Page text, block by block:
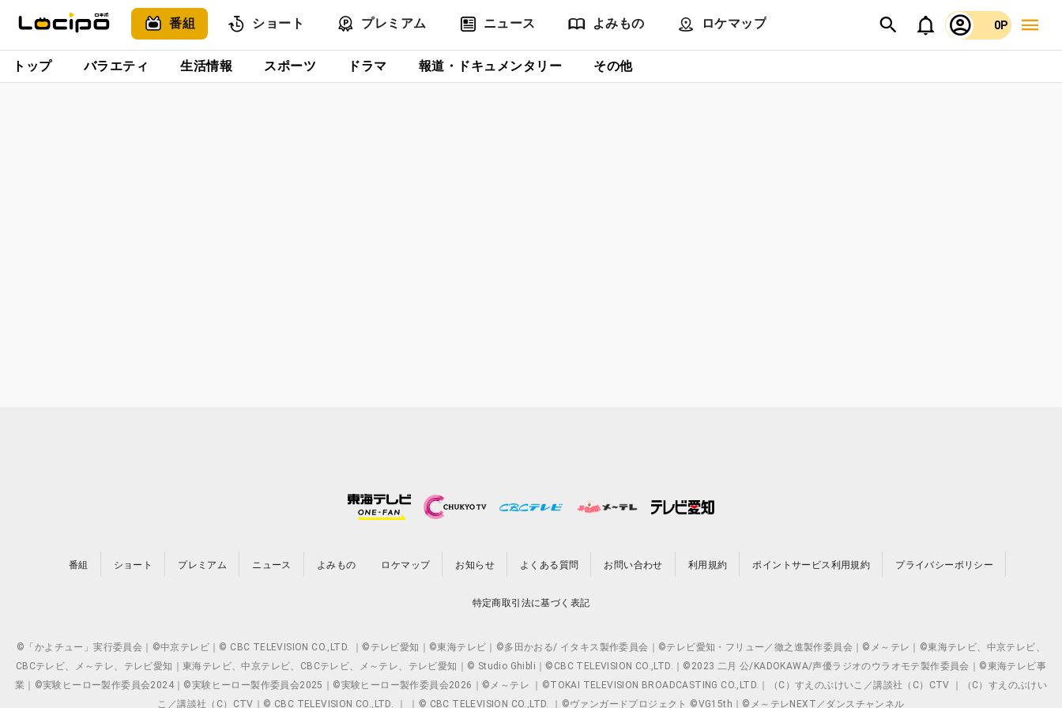
番組 ショート プレミアム ニュース よみもの ロケマップ 0P
トップ バラエティ 生活情報 スポーツ ドラマ 報道・ドキュメンタリー その他
番組 ショート プレミアム ニュース よみもの ロケマップ お知らせ よくある質問 お問い合わせ 利用規約 ポイントサービス利用規約 プライバシーポリシー
特定商取引法に基づく表記
©「かよチュー」実行委員会｜©中京テレビ｜© CBC TELEVISION CO.,LTD. ｜©テレビ愛知｜©東海テレビ｜©多田かおる/ イタキス製作委員会｜©テレビ愛知・フリュー／徹之進製作委員会｜©メ～テレ｜©東海テレビ、中京テレビ、
CBCテレビ、メ～テレ、テレビ愛知｜東海テレビ、中京テレビ、CBCテレビ、メ～テレ、テレビ愛知｜© Studio Ghibli｜©CBC TELEVISION CO.,LTD.｜©2023 二月 公/KADOKAWA/声優ラジオのウラオモテ製作委員会｜©東海テレビ事
業｜©実験ヒーロー製作委員会2024｜©実験ヒーロー製作委員会2025｜©実験ヒーロー製作委員会2026｜©メ～テレ ｜©TOKAI TELEVISION BROADCASTING CO.,LTD.｜（C）すえのぶけいこ／講談社（C）CTV ｜（C）すえのぶけい
こ／講談社（C）CTV｜© CBC TELEVISION CO.,LTD. ｜ ｜© CBC TELEVISION CO.,LTD. ｜©ヴァンガードプロジェクト ©VG15th｜©メ～テレNEXT／ダンスチャンネル